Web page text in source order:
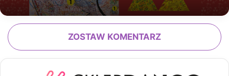
ZOSTAW KOMENTARZ